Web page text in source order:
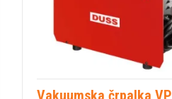
Vakuumska črpalka VP